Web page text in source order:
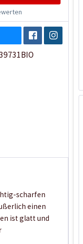
scharfen
einen
ist glatt und